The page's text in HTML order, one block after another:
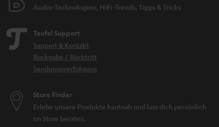
Audio-Technologien, HiFi-Trends, Tipps & Tricks
Teufel Support
Support & Kontakt
Rückgabe / Rücktritt
Sendungsverfolgung
Store Finder
Erlebe unsere Produkte hautnah und lass dich persönlich
im Store beraten.